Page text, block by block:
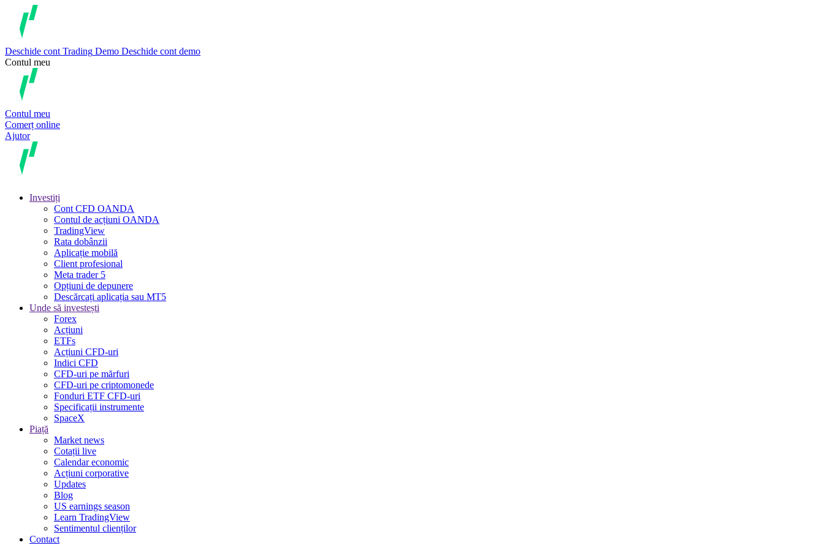
Deschide cont Trading Demo Deschide cont demo
Contul meu
Contul meu
Comerț online
Ajutor
Investiți
Cont CFD OANDA
Contul de acțiuni OANDA
TradingView
Rata dobânzii
Aplicație mobilă
Client profesional
Meta trader 5
Opțiuni de depunere
Descărcați aplicația sau MT5
Unde să investești
Forex
Acțiuni
ETFs
Acțiuni CFD-uri
Indici CFD
CFD-uri pe mărfuri
CFD-uri pe criptomonede
Fonduri ETF CFD-uri
Specificații instrumente
SpaceX
Piață
Market news
Cotații live
Calendar economic
Acțiuni corporative
Updates
Blog
US earnings season
Learn TradingView
Sentimentul clienților
Contact